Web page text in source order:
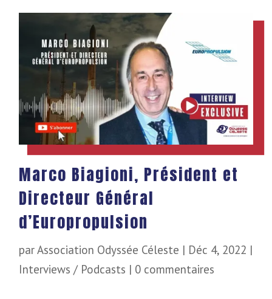
Marco Biagioni, Président et
Directeur Général
d’Europropulsion
parAssociation Odyssée Céleste | Déc 4, 2022 |
Interviews / Podcasts | 0 commentaires